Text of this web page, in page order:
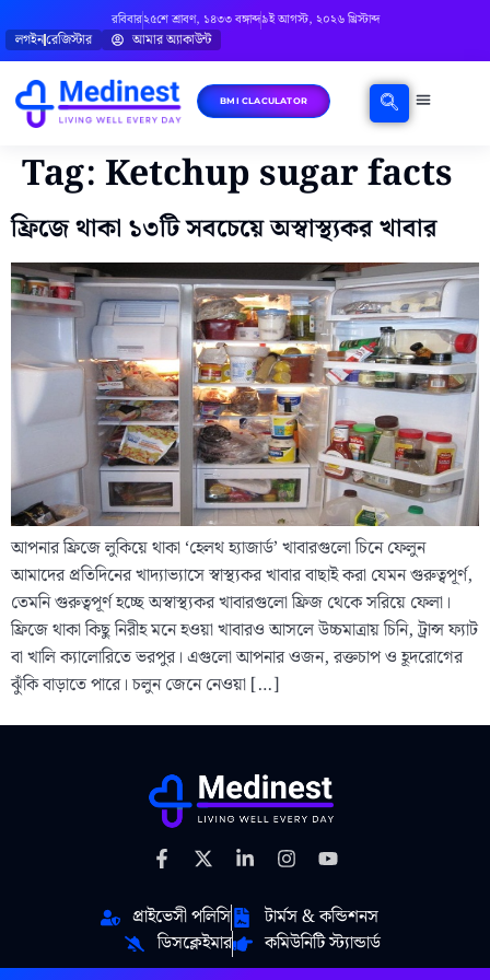
রবিবার২৫শে শ্রাবণ, ১৪৩৩ বঙ্গাব্দ৯ই আগস্ট, ২০২৬ খ্রিস্টাব্দ
লগইনরেজিস্টার আমার অ্যাকাউন্ট
BMI CLACULATOR
Tag:Ketchup sugar facts
ফ্রিজে থাকা ১৩টি সবচেয়ে অস্বাস্থ্যকর খাবার
আপনার ফ্রিজে লুকিয়ে থাকা ‘হেলথ হ্যাজার্ড’ খাবারগুলো চিনে ফেলুন
আমাদের প্রতিদিনের খাদ্যাভ্যাসে স্বাস্থ্যকর খাবার বাছাই করা যেমন গুরুত্বপূর্ণ,
তেমনি গুরুত্বপূর্ণ হচ্ছে অস্বাস্থ্যকর খাবারগুলো ফ্রিজ থেকে সরিয়ে ফেলা।
ফ্রিজে থাকা কিছু নিরীহ মনে হওয়া খাবারও আসলে উচ্চমাত্রায় চিনি, ট্রান্স ফ্যাট
বা খালি ক্যালোরিতে ভরপুর। এগুলো আপনার ওজন, রক্তচাপ ও হূদরোগের
ঝুঁকি বাড়াতে পারে। চলুন জেনে নেওয়া […]
প্রাইভেসী পলিসি
টার্মস & কন্ডিশনস
ডিসক্লেইমার
কমিউনিটি স্ট্যান্ডার্ড